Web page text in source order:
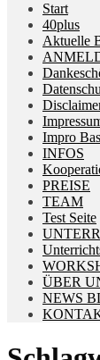
Start
40plus
Aktuelle
Impro
INFOS
PREISE
TEAM
Test Seite
ÜBER
NEWS